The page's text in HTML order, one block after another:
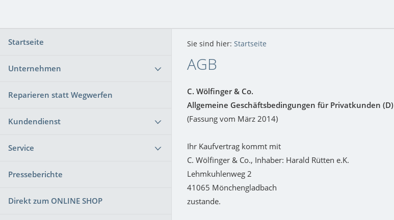
Startseite
Unternehmen
Reparieren statt Wegwerfen
Kundendienst
Service
Presseberichte
Direkt zum ONLINE SHOP
Sie sind hier: Startseite
AGB
C. Wölfinger & Co.
Allgemeine Geschäftsbedingungen für Privatkunden (D)
(Fassung vom März 2014)
Ihr Kaufvertrag kommt mit
C. Wölfinger & Co., Inhaber: Harald Rütten e.K.
Lehmkuhlenweg 2
41065 Mönchengladbach
zustande.